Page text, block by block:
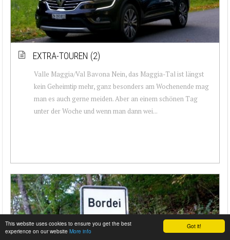
Got it!
This website uses cookies to ensure you get the best
experience on our website More info
EXTRA-TOUREN (2)
Valle Maggia/Val Bavona Nein, das Maggia-Tal ist längst
kein Geheimtip mehr, ganz besonders am Wochenende mag
man es auch gerne meiden. Aber an einem schönen Tag
unter der Woche und wenn man dann wei...